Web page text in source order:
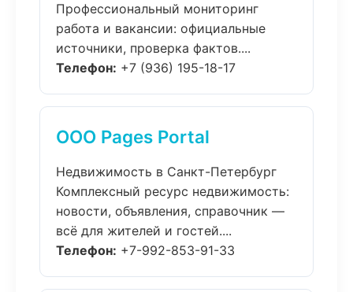
Профессиональный мониторинг
работа и вакансии: официальные
источники, проверка фактов....
Телефон: +7 (936) 195-18-17
ООО Pages Portal
Недвижимость в Санкт-Петербург
Комплексный ресурс недвижимость:
новости, объявления, справочник —
всё для жителей и гостей....
Телефон: +7-992-853-91-33